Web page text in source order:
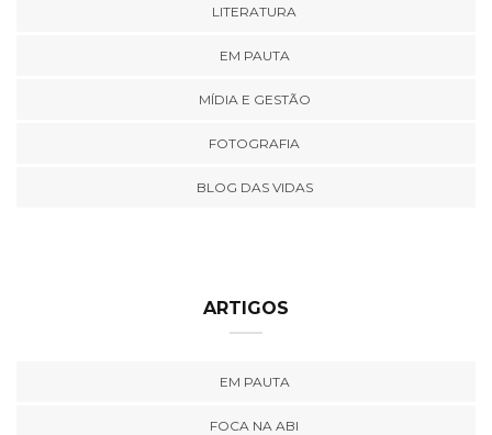
LITERATURA
EM PAUTA
MÍDIA E GESTÃO
FOTOGRAFIA
BLOG DAS VIDAS
ARTIGOS
EM PAUTA
FOCA NA ABI